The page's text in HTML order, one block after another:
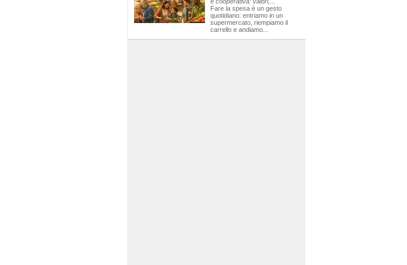
Fare la spesa è un gesto
quotidiano: entriamo in un
supermercato, riempiamo il
carrello e andiamo...